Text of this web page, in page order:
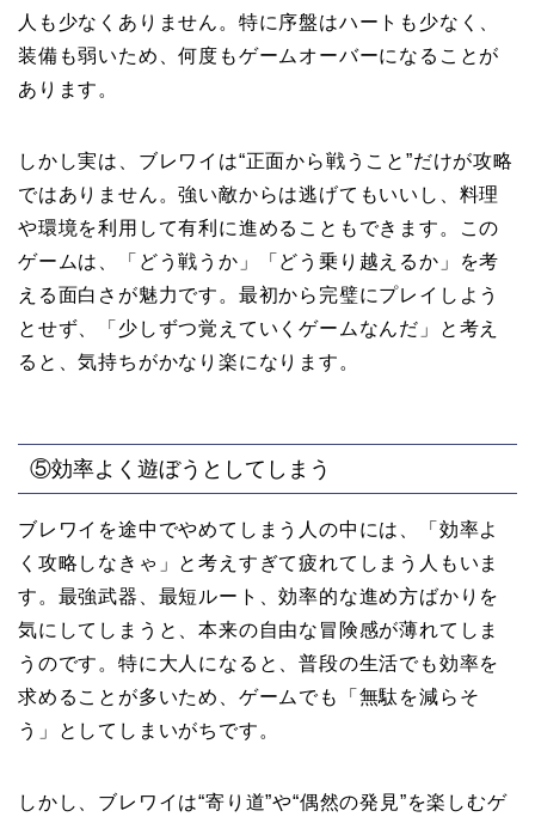
人も少なくありません。特に序盤はハートも少なく、
装備も弱いため、何度もゲームオーバーになることが
あります。
しかし実は、ブレワイは“正面から戦うこと”だけが攻略
ではありません。強い敵からは逃げてもいいし、料理
や環境を利用して有利に進めることもできます。この
ゲームは、「どう戦うか」「どう乗り越えるか」を考
える面白さが魅力です。最初から完璧にプレイしよう
とせず、「少しずつ覚えていくゲームなんだ」と考え
ると、気持ちがかなり楽になります。
⑤効率よく遊ぼうとしてしまう
ブレワイを途中でやめてしまう人の中には、「効率よ
く攻略しなきゃ」と考えすぎて疲れてしまう人もいま
す。最強武器、最短ルート、効率的な進め方ばかりを
気にしてしまうと、本来の自由な冒険感が薄れてしま
うのです。特に大人になると、普段の生活でも効率を
求めることが多いため、ゲームでも「無駄を減らそ
う」としてしまいがちです。
しかし、ブレワイは“寄り道”や“偶然の発見”を楽しむゲ